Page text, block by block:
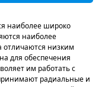
наиболее широко
наиболее
низким
для обеспечения
им работать с
радиальные и